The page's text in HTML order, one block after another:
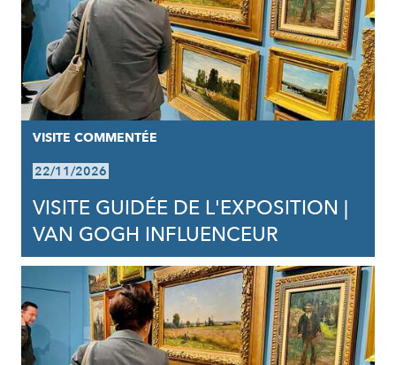
VISITE COMMENTÉE
22/11/2026
VISITE GUIDÉE DE L'EXPOSITION |
VAN GOGH INFLUENCEUR